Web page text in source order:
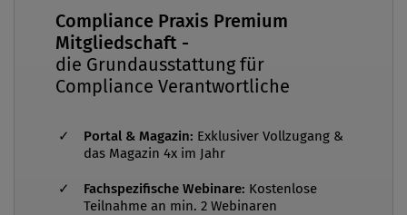
Compliance Praxis Premium
Mitgliedschaft -
die Grundausstattung für
Compliance Verantwortliche
Portal & Magazin: Exklusiver Vollzugang &
das Magazin 4x im Jahr
Fachspezifische Webinare: Kostenlose
Teilnahme an min. 2 Webinaren